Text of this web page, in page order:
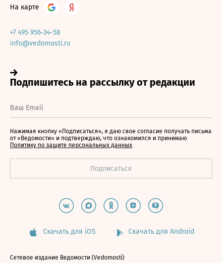
На карте
+7 495 956-34-58
info@vedomosti.ru
Нажимая кнопку «Подписаться», я даю свое согласие получать письма
от «Ведомости» и подтверждаю, что ознакомился и принимаю
Политику по защите персональных данных
Скачать для iOS Скачать для Android
Сетевое издание Ведомости (Vedomosti)